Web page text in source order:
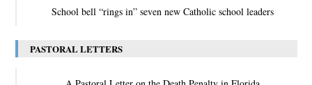
School bell “rings in” seven new Catholic school leaders
PASTORAL LETTERS